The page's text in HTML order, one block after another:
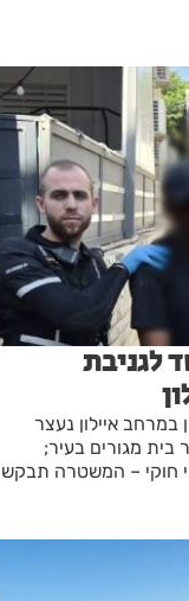
לגניבת
במרחב איילון נעצר
מגורים בעיר;
חוקי – המשטרה תבקש